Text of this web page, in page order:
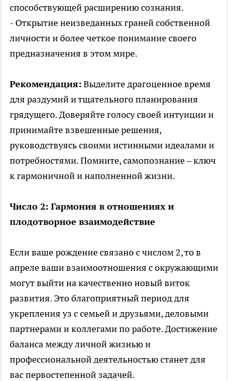
способствующей расширению сознания.
- Открытие неизведанных граней собственной
личности и более четкое понимание своего
предназначения в этом мире.
Рекомендация: Выделите драгоценное время
для раздумий и тщательного планирования
грядущего. Доверяйте голосу своей интуиции и
принимайте взвешенные решения,
руководствуясь своими истинными идеалами и
потребностями. Помните, самопознание – ключ
к гармоничной и наполненной жизни.
Число 2: Гармония в отношениях и
плодотворное взаимодействие
Если ваше рождение связано с числом 2, то в
апреле ваши взаимоотношения с окружающими
могут выйти на качественно новый виток
развития. Это благоприятный период для
укрепления уз с семьей и друзьями, деловыми
партнерами и коллегами по работе. Достижение
баланса между личной жизнью и
профессиональной деятельностью станет для
вас первостепенной задачей.